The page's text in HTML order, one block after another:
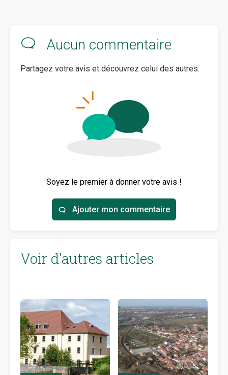
Aucun commentaire
Partagez votre avis et découvrez celui des autres.
Soyez le premier à donner votre avis !
Ajouter mon commentaire
Voir d'autres articles